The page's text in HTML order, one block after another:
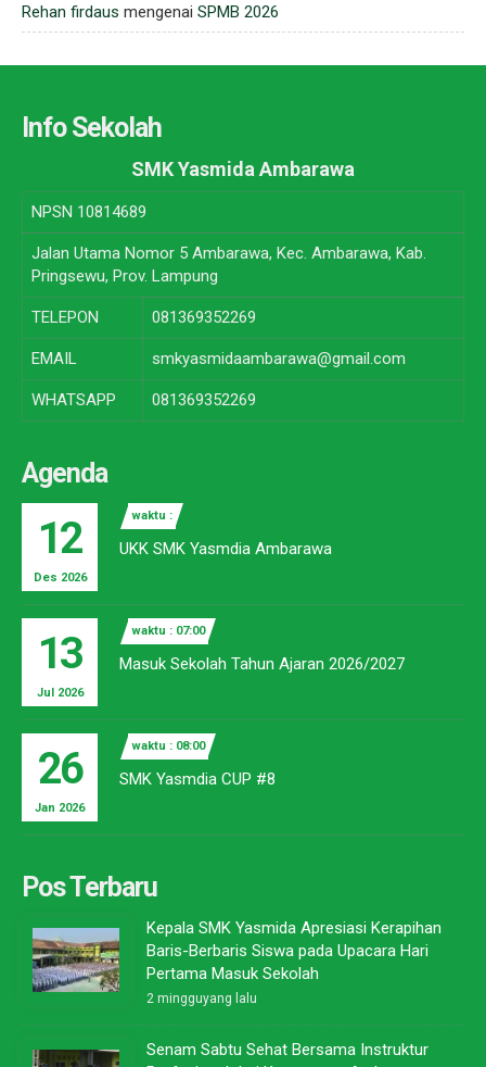
Rehan firdaus mengenai SPMB 2026
Info Sekolah
SMK Yasmida Ambarawa
NPSN 10814689
Jalan Utama Nomor 5 Ambarawa, Kec. Ambarawa, Kab.
Pringsewu, Prov. Lampung
TELEPON 081369352269
EMAIL smkyasmidaambarawa@gmail.com
WHATSAPP 081369352269
Agenda
12
Des 2026
waktu :
UKK SMK Yasmdia Ambarawa
13
Jul 2026
waktu : 07:00
Masuk Sekolah Tahun Ajaran 2026/2027
26
Jan 2026
waktu : 08:00
SMK Yasmdia CUP #8
Pos Terbaru
Kepala SMK Yasmida Apresiasi Kerapihan
Baris-Berbaris Siswa pada Upacara Hari
Pertama Masuk Sekolah
2 mingguyang lalu
Senam Sabtu Sehat Bersama Instruktur